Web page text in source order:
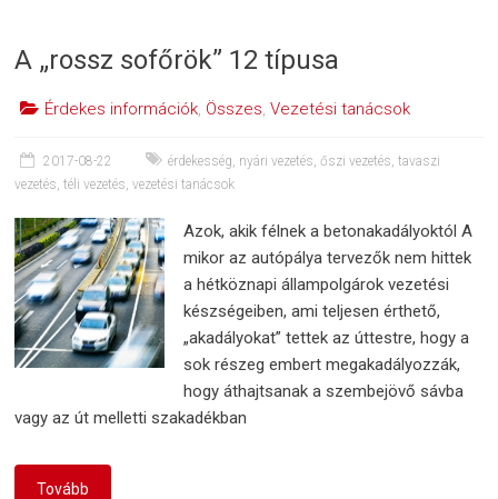
A „rossz sofőrök” 12 típusa
Érdekes információk, Összes,Vezetési tanácsok
2017-08-22 érdekesség, nyári vezetés,őszi vezetés,tavaszi
vezetés,téli vezetés,vezetési tanácsok
Azok, akik félnek a betonakadályoktól A
mikor az autópálya tervezők nem hittek
a hétköznapi állampolgárok vezetési
készségeiben, ami teljesen érthető,
„akadályokat” tettek az úttestre, hogy a
sok részeg embert megakadályozzák,
hogy áthajtsanak a szembejövő sávba
vagy az út melletti szakadékban
Tovább